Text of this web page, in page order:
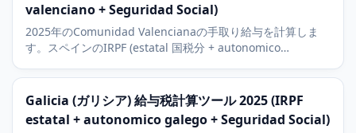
valenciano + Seguridad Social)
2025年のComunidad Valencianaの手取り給与を計算しま
す。スペインのIRPF (estatal 国税分 + autonomico
Alicante、Castellonの経済の文脈。
Galicia (ガリシア) 給与税計算ツール 2025 (IRPF
estatal + autonomico galego + Seguridad Social)